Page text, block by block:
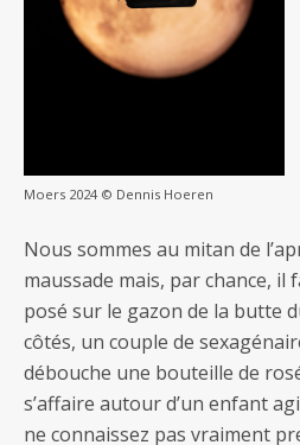
Moers 2024 © Dennis Hoeren
Nous sommes au mitan de
maussade mais, par chance, il
posé sur le gazon de la butte
côtés, un couple de
débouche une bouteille de
s’affaire autour d’un enfant
ne connaissez pas vraiment